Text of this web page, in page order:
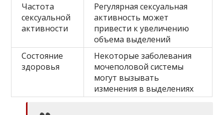
Частота
сексуальной
активности
Регулярная сексуальная
активность может
привести к увеличению
объема выделений
Состояние
здоровья
Некоторые заболевания
мочеполовой системы
могут вызывать
изменения в выделениях